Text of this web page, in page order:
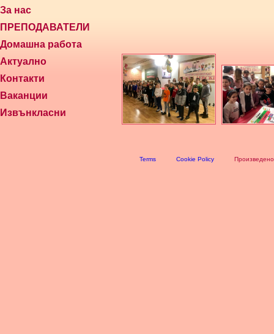
За нас
ПРЕПОДАВАТЕЛИ
Домашна работа
Актуално
Контакти
Ваканции
Извънкласни
Terms Cookie Policy